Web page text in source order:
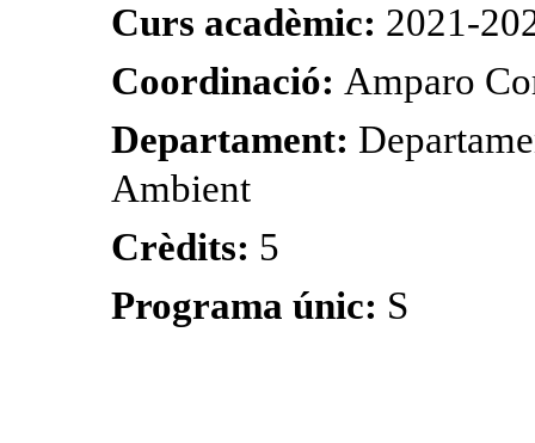
Curs acadèmic: 2021-
Coordinació: Amparo
Departament:
Ambient
Crèdits: 5
Programa únic: S